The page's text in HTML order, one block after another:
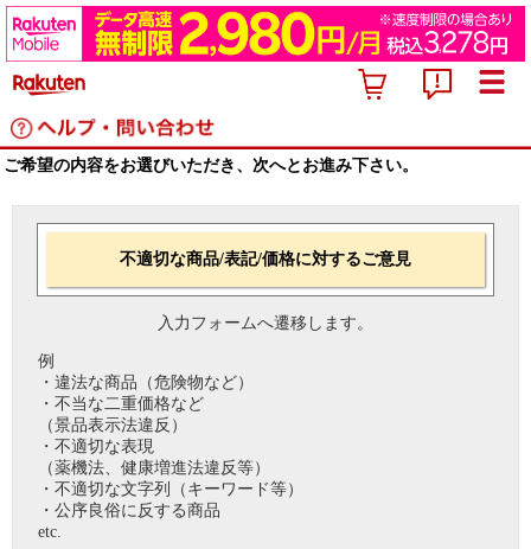
ご希望の内容をお選びいただき、次へとお進み下さい。
不適切な商品/表記/価格に対するご意見
入力フォームへ遷移します。
例
・違法な商品（危険物など）
・不当な二重価格など
（景品表示法違反）
・不適切な表現
（薬機法、健康増進法違反等）
・不適切な文字列（キーワード等）
・公序良俗に反する商品
etc.